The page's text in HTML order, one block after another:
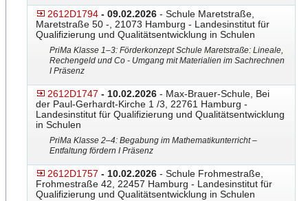
2612D1794 - 09.02.2026 - Schule Maretstraße,
Maretstraße 50 -, 21073 Hamburg - Landesinstitut für
Qualifizierung und Qualitätsentwicklung in Schulen
PriMa Klasse 1–3: Förderkonzept Schule Maretstraße: Lineale,
Rechengeld und Co - Umgang mit Materialien im Sachrechnen
I Präsenz
2612D1747 - 10.02.2026 - Max-Brauer-Schule, Bei
der Paul-Gerhardt-Kirche 1 /3, 22761 Hamburg -
Landesinstitut für Qualifizierung und Qualitätsentwicklung
in Schulen
PriMa Klasse 2–4: Begabung im Mathematikunterricht –
Entfaltung fördern I Präsenz
2612D1757 - 10.02.2026 - Schule Frohmestraße,
Frohmestraße 42, 22457 Hamburg - Landesinstitut für
Qualifizierung und Qualitätsentwicklung in Schulen